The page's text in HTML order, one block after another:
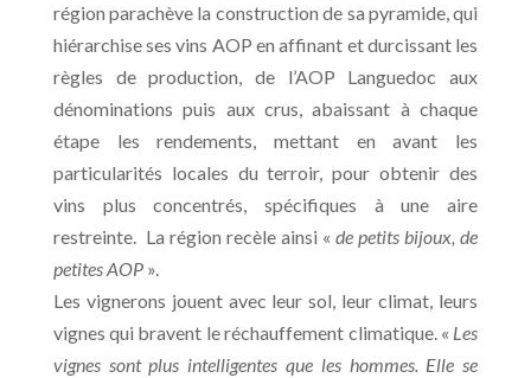
région parachève la construction de sa pyramide, qui
hiérarchise ses vins AOP en affinant et durcissant les
règles de production, de l’AOP Languedoc aux
dénominations puis aux crus, abaissant à chaque
étape les rendements, mettant en avant les
particularités locales du terroir, pour obtenir des
vins plus concentrés, spécifiques à une aire
restreinte. La région recèle ainsi «de petits bijoux, de
petites AOP ».
Les vignerons jouent avec leur sol, leur climat, leurs
vignes qui bravent le réchauffement climatique. « Les
vignes sont plus intelligentes que les hommes. Elle se